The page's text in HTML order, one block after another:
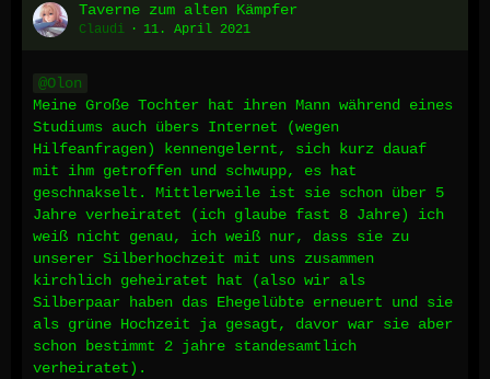
Taverne zum alten Kämpfer
Claudi 11. April 2021
Olon
Meine Große Tochter hat ihren Mann während eines
Studiums auch übers Internet (wegen
Hilfeanfragen) kennengelernt, sich kurz dauaf
mit ihm getroffen und schwupp, es hat
geschnakselt. Mittlerweile ist sie schon über 5
Jahre verheiratet (ich glaube fast 8 Jahre) ich
weiß nicht genau, ich weiß nur, dass sie zu
unserer Silberhochzeit mit uns zusammen
kirchlich geheiratet hat (also wir als
Silberpaar haben das Ehegelübte erneuert und sie
als grüne Hochzeit ja gesagt, davor war sie aber
schon bestimmt 2 jahre standesamtlich
verheiratet).